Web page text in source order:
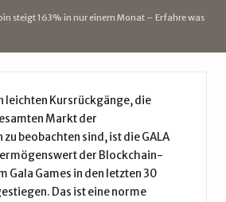
steigt 163% in nur einem Monat – Erfahre was
leichten Kursrückgänge, die
Markt der
beobachten sind, ist die GALA
der Blockchain-
Games in den letzten 30
Das ist eine norme